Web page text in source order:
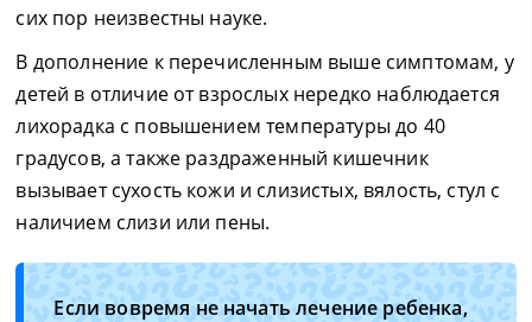
сих пор неизвестны науке.
В дополнение к перечисленным выше симптомам, у
детей в отличие от взрослых нередко наблюдается
лихорадка с повышением температуры до 40
градусов, а также раздраженный кишечник
вызывает сухость кожи и слизистых, вялость, стул с
наличием слизи или пены.
Если вовремя не начать лечение ребенка,